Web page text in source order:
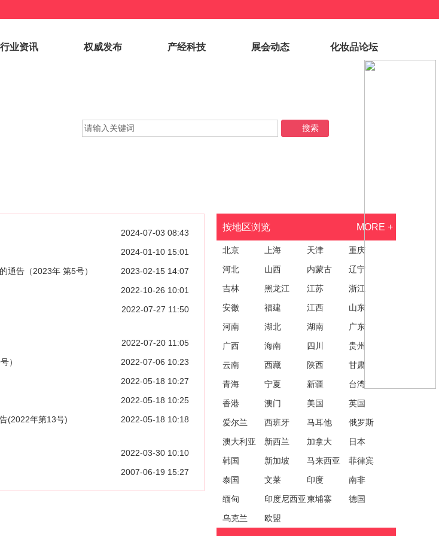
行业资讯 权威发布 产经科技 展会动态 化妆品论坛
2024-07-03 08:43
2024-01-10 15:01
2023-02-15 14:07
通告（2023年 第5号）
2022-10-26 10:01
2022-07-27 11:50
2022-07-20 11:05
2022-07-06 10:23
）
2022-05-18 10:27
2022-05-18 10:25
2022-05-18 10:18
(2022年第13号)
2022-03-30 10:10
2007-06-19 15:27
按地区浏览 MORE +
北京 上海 天津
重庆
河北
山西 内蒙古
辽宁
吉林
黑龙江 江苏
浙江
安徽
福建 江西
山东
河南
湖北 湖南
广东
广西
海南 四川
贵州
云南
西藏 陕西
甘肃
青海
宁夏 新疆
台湾
香港
澳门 美国
英国
爱尔兰
西班牙 马耳他
俄罗斯
澳大利亚
新西兰 加拿大
日本
韩国
新加坡 马来西亚
菲律宾
泰国
文莱 印度
南非
缅甸
印度尼西亚柬埔寨
德国
乌克兰
欧盟